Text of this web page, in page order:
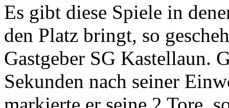
Es gibt diese Spiele in
den Platz bringt, so
Gastgeber SG Kastellaun.
Sekunden nach seiner